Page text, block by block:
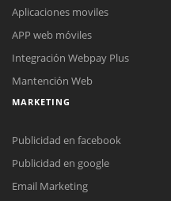
Aplicaciones moviles
APP web móviles
Integración Webpay Plus
Mantención Web
MARKETING
Publicidad en facebook
Publicidad en google
Email Marketing